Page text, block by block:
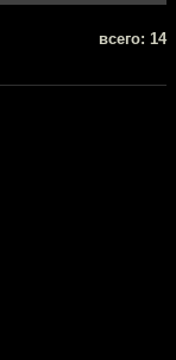
всего: 14